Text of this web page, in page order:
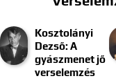
Kosztolányi
Dezső: A
gyászmenet jő
verselemzés